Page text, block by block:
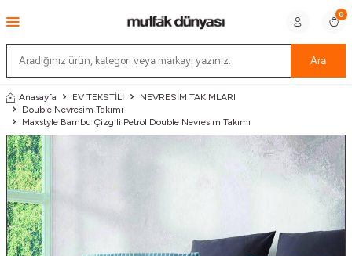
Ara
0
Anasayfa EV TEKSTİLİ
NEVRESİM TAKIMLARI
Double Nevresim Takımı
Maxstyle Bambu Çizgili Petrol Double Nevresim Takımı